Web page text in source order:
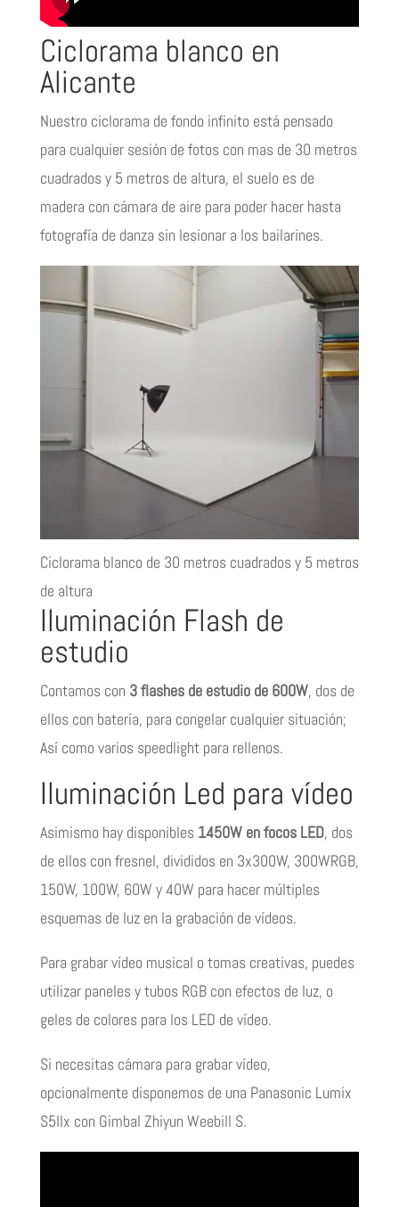
Ciclorama blanco en
Alicante
Nuestro ciclorama de fondo infinito está pensado
para cualquier sesión de fotos con mas de 30 metros
cuadrados y 5 metros de altura, el suelo es de
madera con cámara de aire para poder hacer hasta
fotografía de danza sin lesionar a los bailarines.
Ciclorama blanco de 30 metros cuadrados y 5 metros
de altura
Iluminación Flash de
estudio
Contamos con 3 flashes de estudio de 600W, dos de
ellos con batería, para congelar cualquier situación;
Así como varios speedlight para rellenos.
Iluminación Led para vídeo
Asimismo hay disponibles 1450W en focos LED, dos
de ellos con fresnel, divididos en 3x300W, 300WRGB,
150W, 100W, 60W y 40W para hacer múltiples
esquemas de luz en la grabación de vídeos.
Para grabar vídeo musical o tomas creativas, puedes
utilizar paneles y tubos RGB con efectos de luz, o
geles de colores para los LED de vídeo.
Si necesitas cámara para grabar vídeo,
opcionalmente disponemos de una Panasonic Lumix
S5IIx con Gimbal Zhiyun Weebill S.